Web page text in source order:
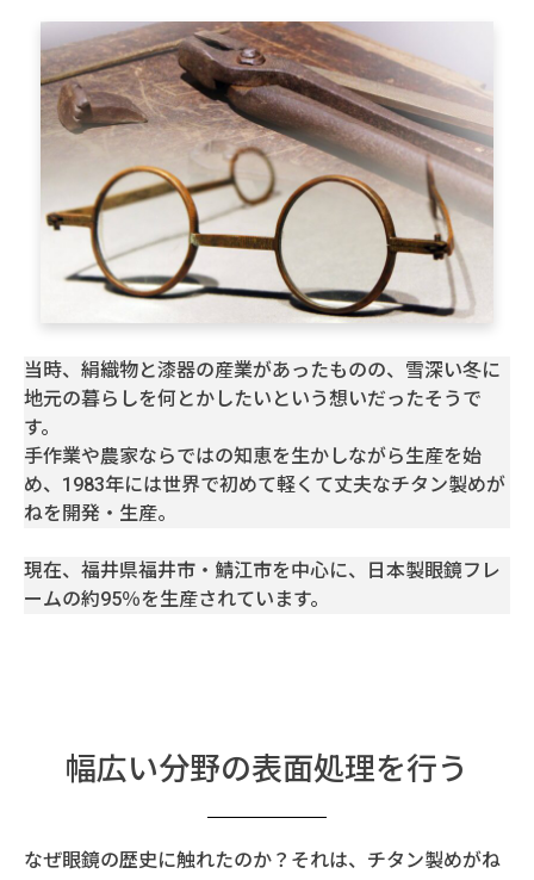
当時、絹織物と漆器の産業があったものの、雪深い冬に
地元の暮らしを何とかしたいという想いだったそうで
す。
手作業や農家ならではの知恵を生かしながら生産を始
め、1983年には世界で初めて軽くて丈夫なチタン製めが
ねを開発・生産。
現在、福井県福井市・鯖江市を中心に、日本製眼鏡フレ
ームの約95％を生産されています。
幅広い分野の表面処理を行う
なぜ眼鏡の歴史に触れたのか？それは、チタン製めがね